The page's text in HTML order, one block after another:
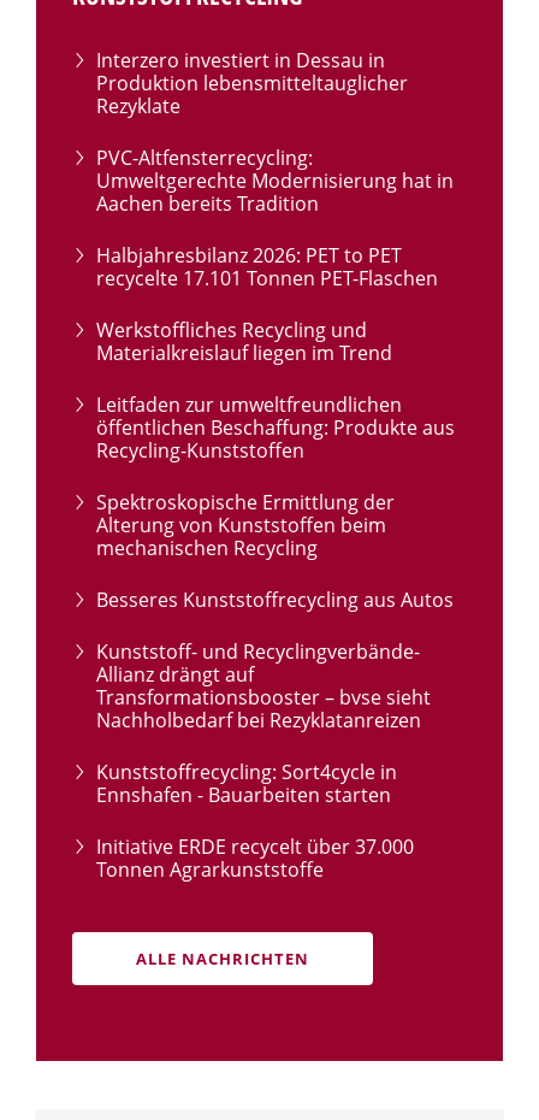
Interzero investiert in Dessau in
Produktion lebensmitteltauglicher
Rezyklate
PVC-Altfensterrecycling:
Umweltgerechte Modernisierung hat in
Aachen bereits Tradition
Halbjahresbilanz 2026: PET to PET
recycelte 17.101 Tonnen PET-Flaschen
Werkstoffliches Recycling und
Materialkreislauf liegen im Trend
Leitfaden zur umweltfreundlichen
öffentlichen Beschaffung: Produkte aus
Recycling-Kunststoffen
Spektroskopische Ermittlung der
Alterung von Kunststoffen beim
mechanischen Recycling
Besseres Kunststoffrecycling aus Autos
Kunststoff- und Recyclingverbände-
Allianz drängt auf
Transformationsbooster – bvse sieht
Nachholbedarf bei Rezyklatanreizen
Kunststoffrecycling: Sort4cycle in
Ennshafen - Bauarbeiten starten
Initiative ERDE recycelt über 37.000
Tonnen Agrarkunststoffe
ALLE NACHRICHTEN